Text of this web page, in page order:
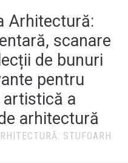
Arhitectură:
scanare
de bunuri
pentru
a
arhitectură
STUFOARH